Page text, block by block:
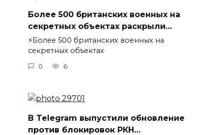
Более 500 британских военных на
секретных объектах раскрыли…
⚡️Более 500 британских военных на
секретных объектах
0 6
В Telegram выпустили обновление
против блокировок РКН…